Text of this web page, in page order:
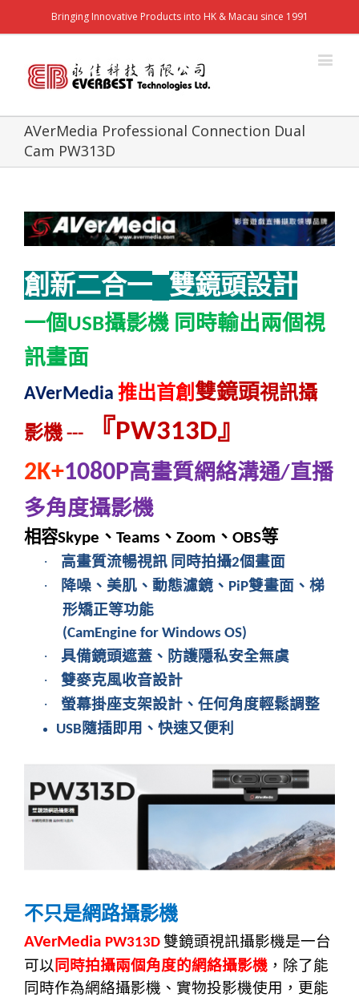
Bringing Innovative Products into HK & Macau since 1991
AVerMedia Professional Connection Dual
Cam PW313D
創新二合一 雙鏡頭設計
一個USB攝影機 同時輸出兩個視
訊畫面
AVerMedia 推出首創雙鏡頭視訊攝
影機--- 『PW313D』
2K+1080P高畫質網絡溝通/直播
多角度攝影機
相容Skype 、 Teams 、 Zoom 、 OBS等
· 高畫質流暢視訊 同時拍攝2個畫面
·
降噪、美肌、動態濾鏡、 PiP雙畫面、梯
形矯正等功能
(CamEngine for Windows OS)
·
具備鏡頭遮蓋、防護隱私安全無虞
·
雙麥克風收音設計
·
螢幕掛座支架設計、任何角度輕鬆調整
USB 隨插即用、快速又便利
不只是網路攝影機
AVerMedia PW313D 雙鏡頭視訊攝影機是一台
可以 同時拍攝兩個角度的網絡攝影機 ，除了能
同時作為網絡攝影機、實物投影機使用，更能